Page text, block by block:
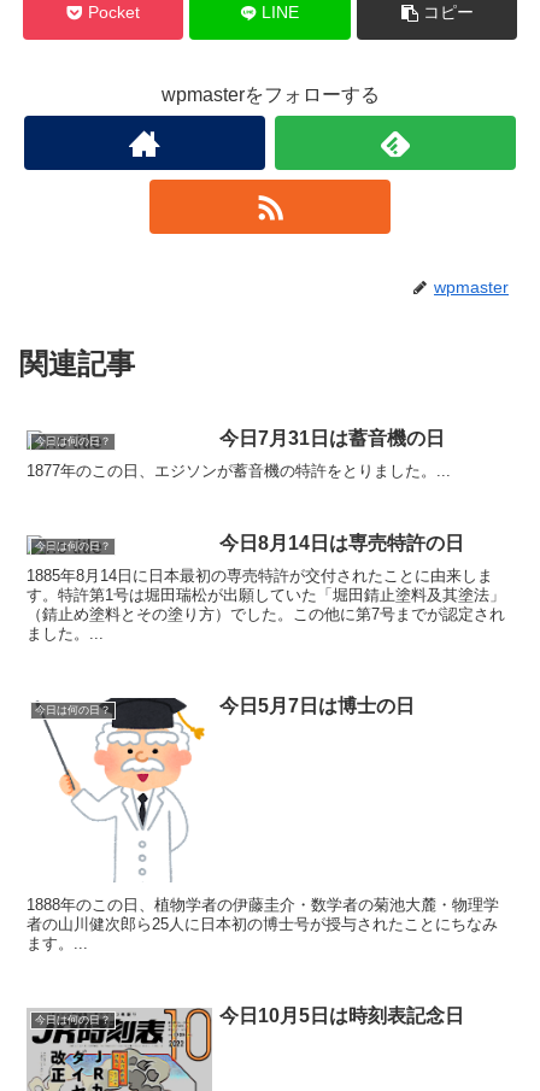
Pocket LINE コピー
wpmasterをフォローする
wpmaster
関連記事
今日は何の日？ 今日7月31日は蓄音機の日
1877年のこの日、エジソンが蓄音機の特許をとりました。...
今日は何の日？ 今日8月14日は専売特許の日
1885年8月14日に日本最初の専売特許が交付されたことに由来しま
す。特許第1号は堀田瑞松が出願していた「堀田錆止塗料及其塗法」
（錆止め塗料とその塗り方）でした。この他に第7号までが認定され
ました。...
今日は何の日？ 今日5月7日は博士の日
1888年のこの日、植物学者の伊藤圭介・数学者の菊池大麓・物理学
者の山川健次郎ら25人に日本初の博士号が授与されたことにちなみ
ます。...
今日は何の日？ 今日10月5日は時刻表記念日